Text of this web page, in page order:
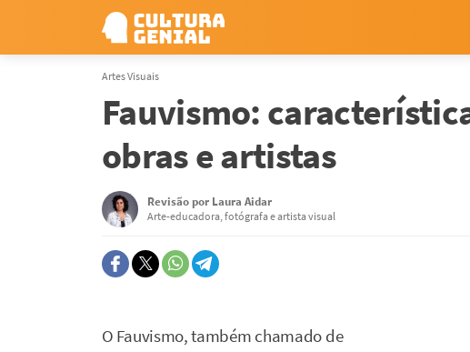
Artes Visuais
Fauvismo:
obras e artistas
Revisão por Laura Aidar
Arte-educadora, fotógrafa e artista visual
O Fauvismo, também chamado de